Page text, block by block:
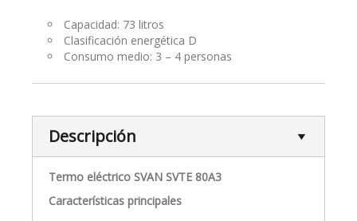
Capacidad: 73 litros
Clasificación energética D
Consumo medio: 3 – 4 personas
Descripción
Termo eléctrico SVAN SVTE 80A3
Características principales